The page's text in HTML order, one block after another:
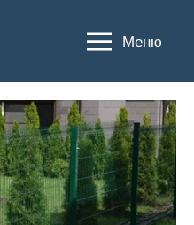
Меню